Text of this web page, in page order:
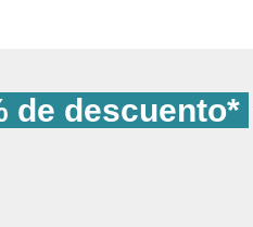
de descuento*